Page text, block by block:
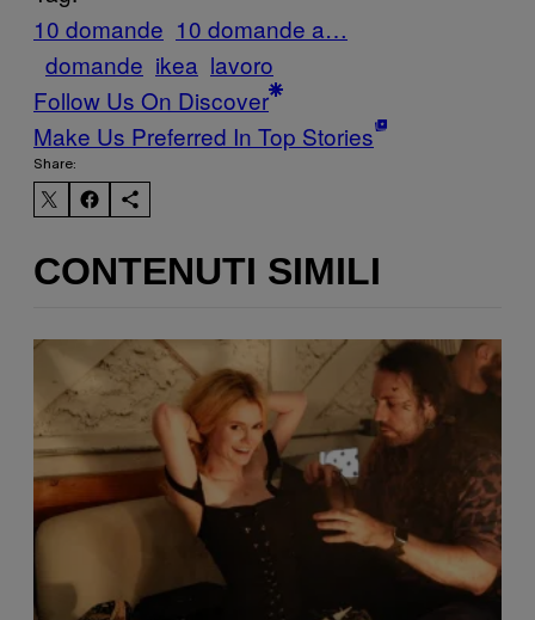
10 domande 10 domande a…
domande ikea lavoro
Follow Us On Discover
Make Us Preferred In Top Stories
Share:
CONTENUTI SIMILI